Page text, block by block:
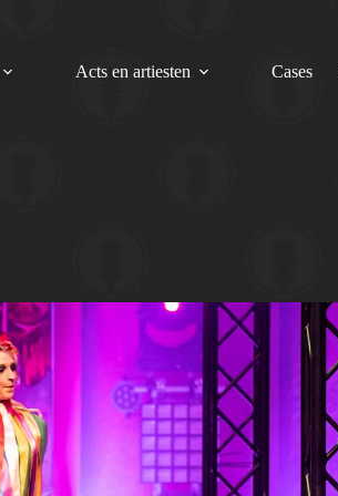
Acts en artiesten Cases